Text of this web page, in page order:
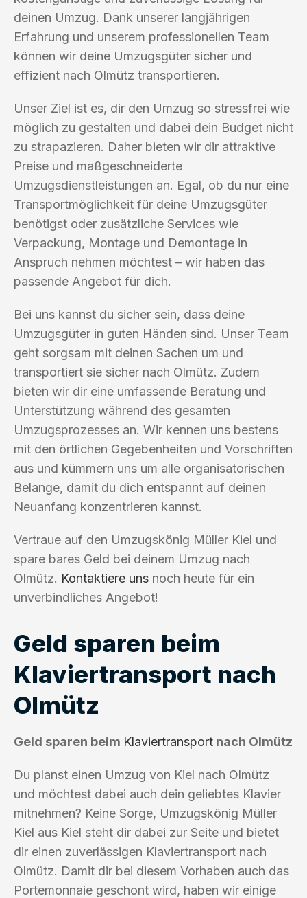
deinen Umzug. Dank unserer langjährigen
Erfahrung und unserem professionellen Team
können wir deine Umzugsgüter sicher und
effizient nach Olmütz transportieren.
Unser Ziel ist es, dir den Umzug so stressfrei wie
möglich zu gestalten und dabei dein Budget nicht
zu strapazieren. Daher bieten wir dir attraktive
Preise und maßgeschneiderte
Umzugsdienstleistungen an. Egal, ob du nur eine
Transportmöglichkeit für deine Umzugsgüter
benötigst oder zusätzliche Services wie
Verpackung, Montage und Demontage in
Anspruch nehmen möchtest – wir haben das
passende Angebot für dich.
Bei uns kannst du sicher sein, dass deine
Umzugsgüter in guten Händen sind. Unser Team
geht sorgsam mit deinen Sachen um und
transportiert sie sicher nach Olmütz. Zudem
bieten wir dir eine umfassende Beratung und
Unterstützung während des gesamten
Umzugsprozesses an. Wir kennen uns bestens
mit den örtlichen Gegebenheiten und Vorschriften
aus und kümmern uns um alle organisatorischen
Belange, damit du dich entspannt auf deinen
Neuanfang konzentrieren kannst.
Vertraue auf den Umzugskönig Müller Kiel und
spare bares Geld bei deinem Umzug nach
Olmütz. Kontaktiere uns noch heute für ein
unverbindliches Angebot!
Geld sparen beim
Klaviertransport nach
Olmütz
Geld sparen beim Klaviertransport nach Olmütz
Du planst einen Umzug von Kiel nach Olmütz
und möchtest dabei auch dein geliebtes Klavier
mitnehmen? Keine Sorge, Umzugskönig Müller
Kiel aus Kiel steht dir dabei zur Seite und bietet
dir einen zuverlässigen Klaviertransport nach
Olmütz. Damit dir bei diesem Vorhaben auch das
Portemonnaie geschont wird, haben wir einige